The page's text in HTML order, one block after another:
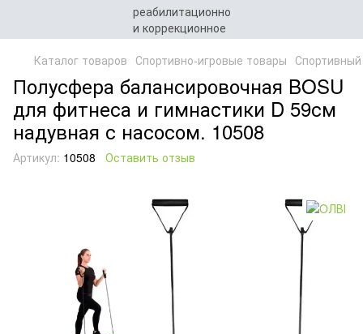
Каталог товаров Спортивно-игровые товары
Полусфера балансировочная BOSU
для фитнеса и гимнастики D 59см
надувная с насосом. 10508
Артикул: 10508 Оставить отзыв